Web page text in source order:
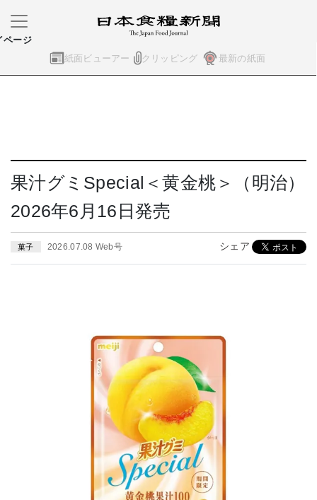
紙面ビューアー クリッピング 最新の紙面
ページ
果汁グミSpecial＜黄金桃＞（明治）
2026年6月16日発売
菓子 2026.07.08 Web号 シェア